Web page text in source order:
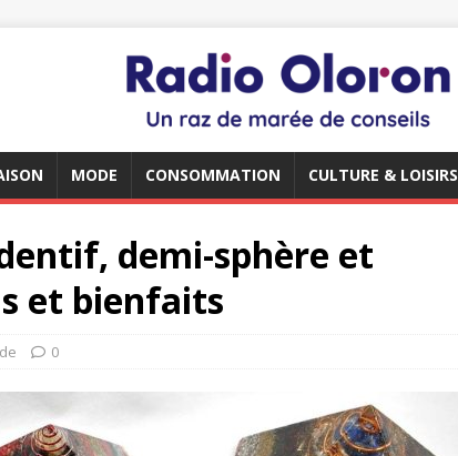
MODE CONSOMMATION CULTURE & LOISIRS
demi-sphère et
et bienfaits
0